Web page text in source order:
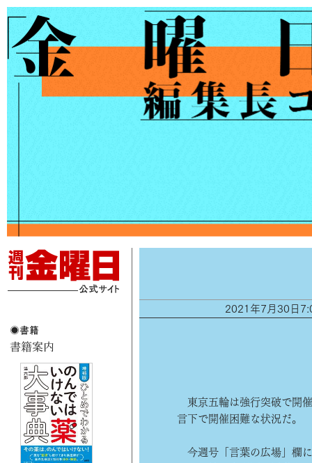
2021年7月30日
東京五輪は強行突破で開
言下で開催困難な状況だ。
今週号「言葉の広場」欄